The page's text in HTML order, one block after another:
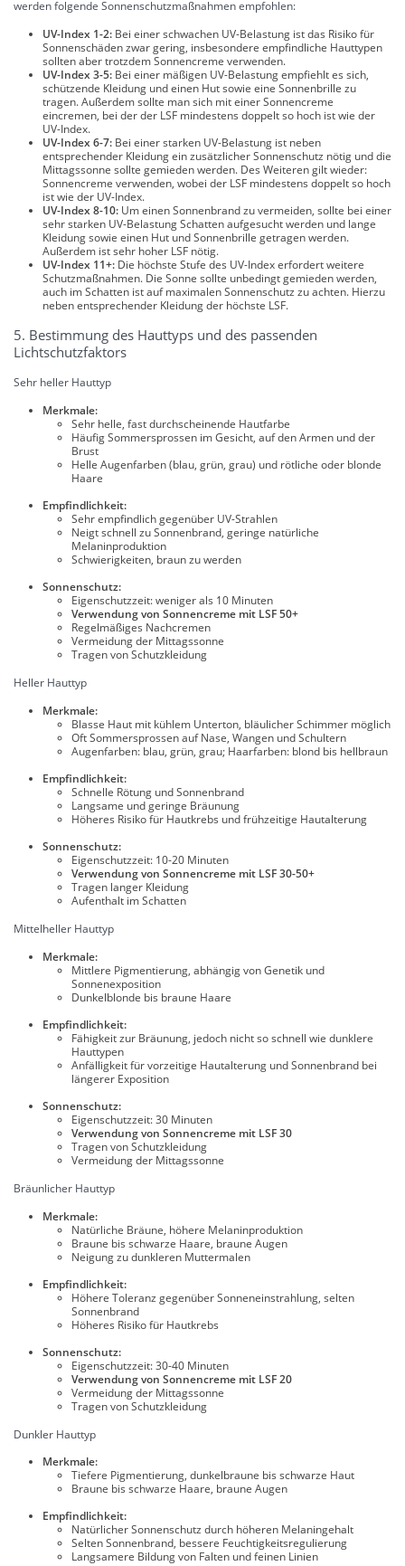
werden folgende Sonnenschutzmaßnahmen empfohlen:
UV-Index 1-2: Bei einer schwachen UV-Belastung ist das Risiko für
Sonnenschäden zwar gering, insbesondere empfindliche Hauttypen
sollten aber trotzdem Sonnencreme verwenden.
UV-Index 3-5: Bei einer mäßigen UV-Belastung empfiehlt es sich,
schützende Kleidung und einen Hut sowie eine Sonnenbrille zu
tragen. Außerdem sollte man sich mit einer Sonnencreme
eincremen, bei der der LSF mindestens doppelt so hoch ist wie der
UV-Index.
UV-Index 6-7: Bei einer starken UV-Belastung ist neben
entsprechender Kleidung ein zusätzlicher Sonnenschutz nötig und die
Mittagssonne sollte gemieden werden. Des Weiteren gilt wieder:
Sonnencreme verwenden, wobei der LSF mindestens doppelt so hoch
ist wie der UV-Index.
UV-Index 8-10: Um einen Sonnenbrand zu vermeiden, sollte bei einer
sehr starken UV-Belastung Schatten aufgesucht werden und lange
Kleidung sowie einen Hut und Sonnenbrille getragen werden.
Außerdem ist sehr hoher LSF nötig.
UV-Index 11+: Die höchste Stufe des UV-Index erfordert weitere
Schutzmaßnahmen. Die Sonne sollte unbedingt gemieden werden,
auch im Schatten ist auf maximalen Sonnenschutz zu achten. Hierzu
neben entsprechender Kleidung der höchste LSF.
5. Bestimmung des Hauttyps und des passenden
Lichtschutzfaktors
Sehr heller Hauttyp
Merkmale:
Sehr helle, fast durchscheinende Hautfarbe
Häufig Sommersprossen im Gesicht, auf den Armen und der
Brust
Helle Augenfarben (blau, grün, grau) und rötliche oder blonde
Haare
Empfindlichkeit:
Sehr empfindlich gegenüber UV-Strahlen
Neigt schnell zu Sonnenbrand, geringe natürliche
Melaninproduktion
Schwierigkeiten, braun zu werden
Sonnenschutz:
Eigenschutzzeit: weniger als 10 Minuten
Verwendung von Sonnencreme mit LSF 50+
Regelmäßiges Nachcremen
Vermeidung der Mittagssonne
Tragen von Schutzkleidung
Heller Hauttyp
Merkmale:
Blasse Haut mit kühlem Unterton, bläulicher Schimmer möglich
Oft Sommersprossen auf Nase, Wangen und Schultern
Augenfarben: blau, grün, grau; Haarfarben: blond bis hellbraun
Empfindlichkeit:
Schnelle Rötung und Sonnenbrand
Langsame und geringe Bräunung
Höheres Risiko für Hautkrebs und frühzeitige Hautalterung
Sonnenschutz:
Eigenschutzzeit: 10-20 Minuten
Verwendung von Sonnencreme mit LSF 30-50+
Tragen langer Kleidung
Aufenthalt im Schatten
Mittelheller Hauttyp
Merkmale:
Mittlere Pigmentierung, abhängig von Genetik und
Sonnenexposition
Dunkelblonde bis braune Haare
Empfindlichkeit:
Fähigkeit zur Bräunung, jedoch nicht so schnell wie dunklere
Hauttypen
Anfälligkeit für vorzeitige Hautalterung und Sonnenbrand bei
längerer Exposition
Sonnenschutz:
Eigenschutzzeit: 30 Minuten
Verwendung von Sonnencreme mit LSF 30
Tragen von Schutzkleidung
Vermeidung der Mittagssonne
Bräunlicher Hauttyp
Merkmale:
Natürliche Bräune, höhere Melaninproduktion
Braune bis schwarze Haare, braune Augen
Neigung zu dunkleren Muttermalen
Empfindlichkeit:
Höhere Toleranz gegenüber Sonneneinstrahlung, selten
Sonnenbrand
Höheres Risiko für Hautkrebs
Sonnenschutz:
Eigenschutzzeit: 30-40 Minuten
Verwendung von Sonnencreme mit LSF 20
Vermeidung der Mittagssonne
Tragen von Schutzkleidung
Dunkler Hauttyp
Merkmale:
Tiefere Pigmentierung, dunkelbraune bis schwarze Haut
Braune bis schwarze Haare, braune Augen
Empfindlichkeit:
Natürlicher Sonnenschutz durch höheren Melaningehalt
Selten Sonnenbrand, bessere Feuchtigkeitsregulierung
Langsamere Bildung von Falten und feinen Linien